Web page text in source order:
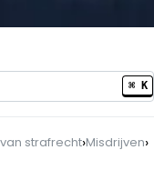
⌘ K
strafrecht›Misdrijven›